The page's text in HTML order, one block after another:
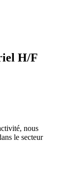
H/F
nous
le secteur